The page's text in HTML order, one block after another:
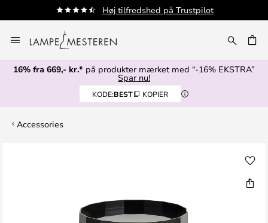
Høj tilfredshed på Trustpilot
to
Content
16% fra 669,- kr.* på produkter mærket med “-16% EKSTRA”
Spar nu!
KODE:BEST KOPIER
Accessories